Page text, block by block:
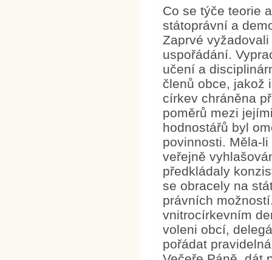
Co se týče teorie
státoprávní a
Zaprvé
uspořádání.
učení a
členů obce, jakož
církev chráněna
poměrů mezi
hodnostářů byl
povinnosti. Měla-
veřejně
předkládaly
se obracely na
právních
vnitrocírkevním
voleni obcí,
pořádat